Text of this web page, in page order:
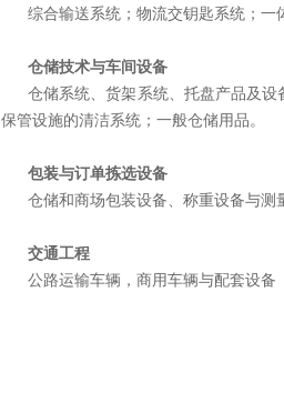
综合输送系统；物流交钥匙系统；一
仓储技术与车间设备
仓储系统、货架系统、托盘产品及
保管设施的清洁系统；一般仓储用品。
包装与订单拣选设备
仓储和商场包装设备、称重设备与测
交通工程
公路运输车辆，商用车辆与配套设备